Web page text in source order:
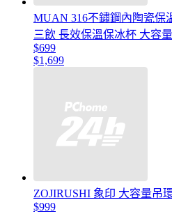
MUAN 316不鏽鋼內陶瓷保
三飲 長效保溫保冰杯 大容
$699
$1,699
ZOJIRUSHI 象印 大容量吊
$999